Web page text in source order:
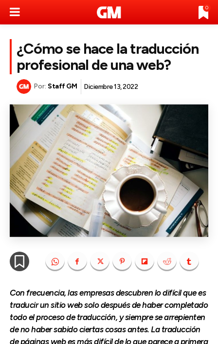
0
¿Cómo se hace la traducción
profesional de una web?
Por: Staff GM Diciembre 13, 2022
Con frecuencia, las empresas descubren lo difícil que es
traducir un sitio web solo después de haber completado
todo el proceso de traducción, y siempre se arrepienten
de no haber sabido ciertas cosas antes. La traducción
de páginas web es más difícil de lo que parece a primera